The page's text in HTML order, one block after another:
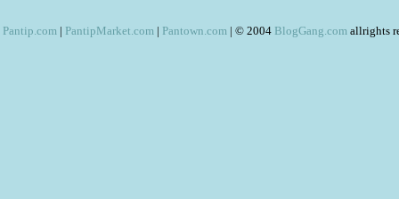
Pantip.com | PantipMarket.com | Pantown.com | © 2004 BlogGang.com allrights